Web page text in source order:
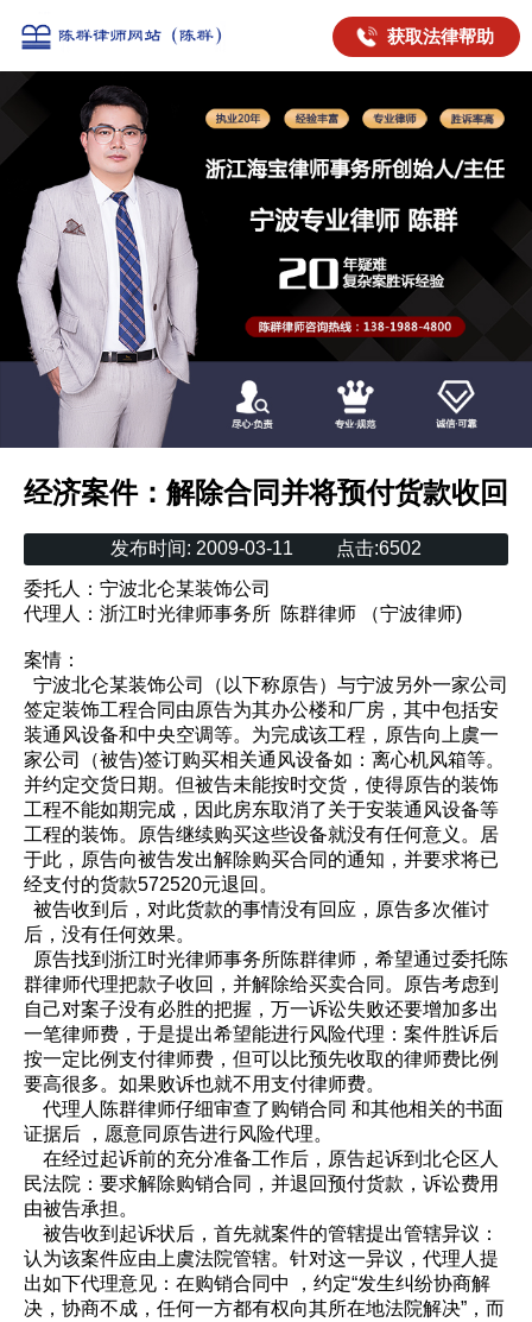
获取法律帮助
经济案件：解除合同并将预付货款收回
发布时间: 2009-03-11 点击:6502
委托人：宁波北仑某装饰公司
代理人：浙江时光律师事务所 陈群律师 （宁波律师)
案情：
宁波北仑某装饰公司（以下称原告）与宁波另外一家公司
签定装饰工程合同由原告为其办公楼和厂房，其中包括安
装通风设备和中央空调等。为完成该工程，原告向上虞一
家公司（被告)签订购买相关通风设备如：离心机风箱等。
并约定交货日期。但被告未能按时交货，使得原告的装饰
工程不能如期完成，因此房东取消了关于安装通风设备等
工程的装饰。原告继续购买这些设备就没有任何意义。居
于此，原告向被告发出解除购买合同的通知，并要求将已
经支付的货款572520元退回。
被告收到后，对此货款的事情没有回应，原告多次催讨
后，没有任何效果。
原告找到浙江时光律师事务所陈群律师，希望通过委托陈
群律师代理把款子收回，并解除给买卖合同。原告考虑到
自己对案子没有必胜的把握，万一诉讼失败还要增加多出
一笔律师费，于是提出希望能进行风险代理：案件胜诉后
按一定比例支付律师费，但可以比预先收取的律师费比例
要高很多。如果败诉也就不用支付律师费。
代理人陈群律师仔细审查了购销合同 和其他相关的书面
证据后 ，愿意同原告进行风险代理。
在经过起诉前的充分准备工作后，原告起诉到北仑区人
民法院：要求解除购销合同，并退回预付货款，诉讼费用
由被告承担。
被告收到起诉状后，首先就案件的管辖提出管辖异议：
认为该案件应由上虞法院管辖。针对这一异议，代理人提
出如下代理意见：在购销合同中 ，约定“发生纠纷协商解
决，协商不成，任何一方都有权向其所在地法院解决”，而